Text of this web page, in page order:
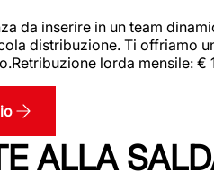
da inserire in un team
distribuzione. Ti offriamo
lorda mensile:
ALLA